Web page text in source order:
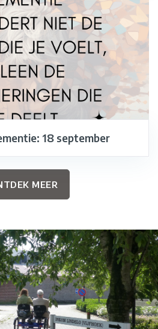
18 september
MEER